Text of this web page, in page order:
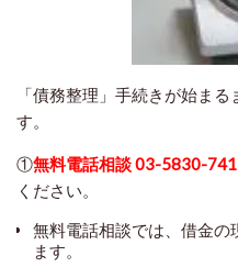
「債務整理」手続きが始ま
す。
①無料電話相談03-5830-
ください。
無料電話相談では、借金の
ます。